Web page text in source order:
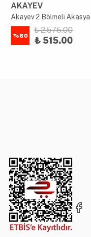
AKAYEV
%80
₺ 2,575.00
₺ 515.00